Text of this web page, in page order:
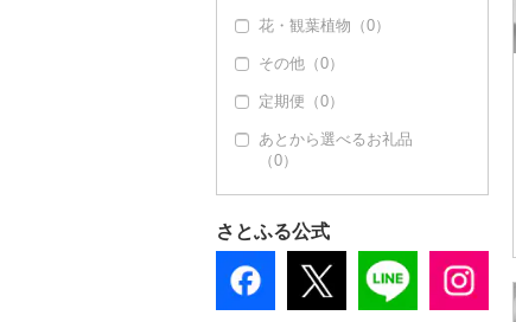
花・観葉植物（0）
その他（0）
定期便（0）
あとから選べるお礼品
（0）
さとふる公式